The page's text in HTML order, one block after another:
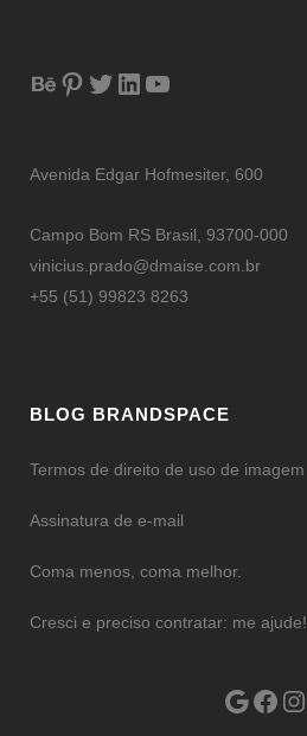
Avenida Edgar Hofmesiter, 600
Campo Bom RS Brasil, 93700-000
vinicius.prado@dmaise.com.br
+55 (51) 99823 8263
BLOG BRANDSPACE
Termos de direito de uso de imagem
Assinatura de e-mail
Coma menos, coma melhor.
Cresci e preciso contratar: me ajude!